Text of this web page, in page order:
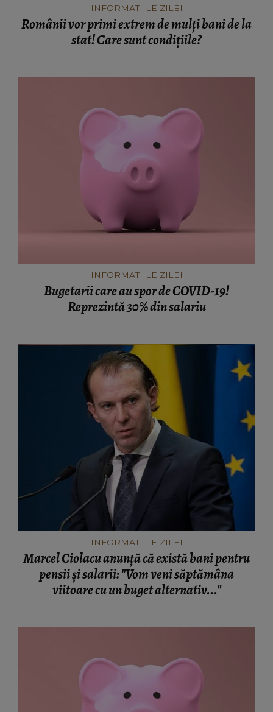
INFORMATIILE ZILEI
Românii vor primi extrem de mulți bani de la
stat! Care sunt condițiile?
INFORMATIILE ZILEI
Bugetarii care au spor de COVID-19!
Reprezintă 30% din salariu
INFORMATIILE ZILEI
Marcel Ciolacu anunță că există bani pentru
pensii și salarii: "Vom veni săptămâna
viitoare cu un buget alternativ..."